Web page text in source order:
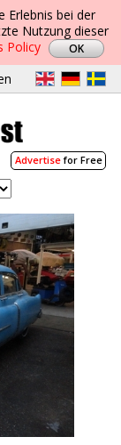
Erlebnis bei der
Nutzung dieser
Policy
Advertisefor Free